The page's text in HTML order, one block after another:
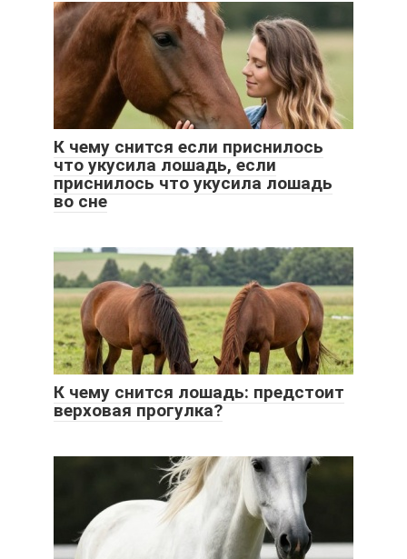
К чему снится если приснилось
что укусила лошадь, если
приснилось что укусила лошадь
во сне
К чему снится лошадь: предстоит
верховая прогулка?